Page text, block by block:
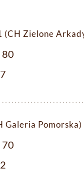
(CH Zielone
80
Galeria Pomorska)
70